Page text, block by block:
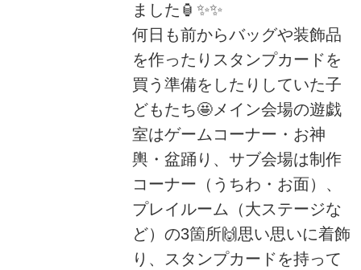
ました🏮✨✨
何日も前からバッグや装飾品
を作ったりスタンプカードを
買う準備をしたりしていた子
どもたち🤩メイン会場の遊戯
室はゲームコーナー・お神
輿・盆踊り、サブ会場は制作
コーナー（うちわ・お面）、
プレイルーム（大ステージな
ど）の3箇所🙌思い思いに着飾
り、スタンプカードを持って